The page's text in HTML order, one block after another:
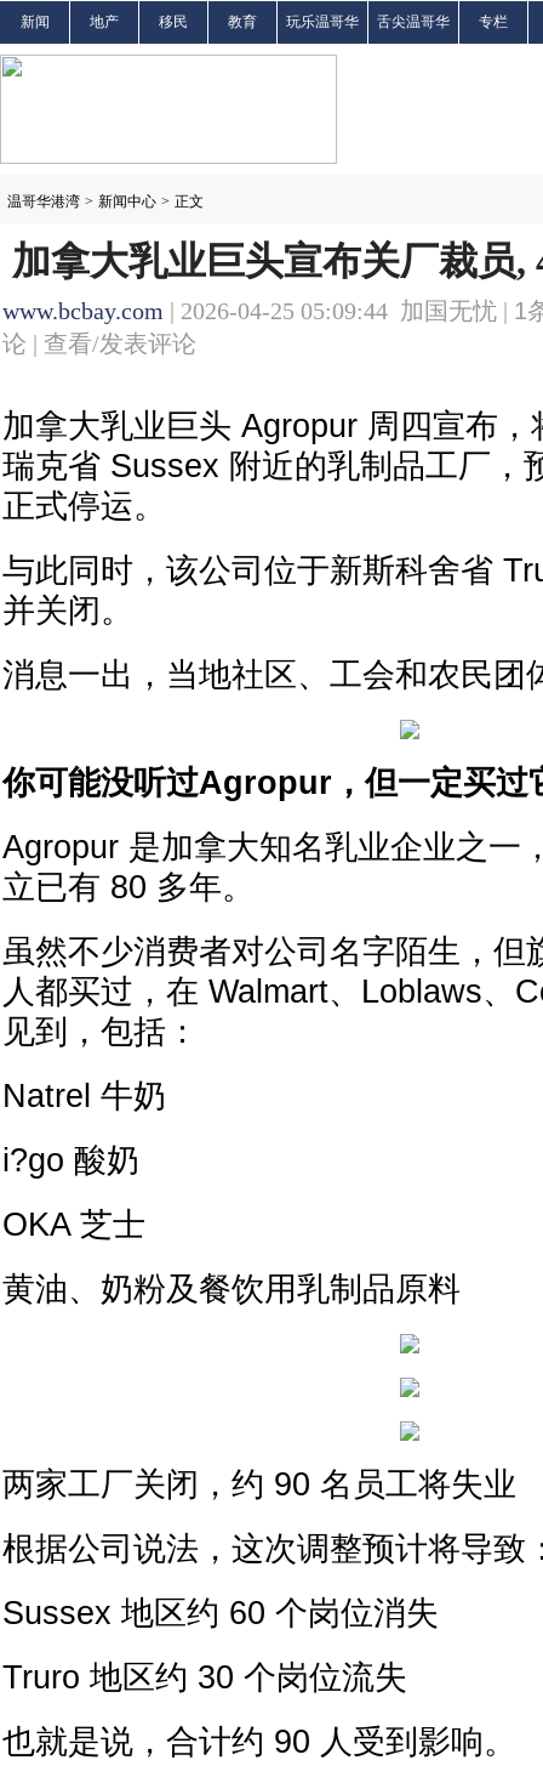
新闻 地产 移民 教育 玩乐温哥华 舌尖温哥华 专栏
温哥华港湾 > 新闻中心 > 正文
加拿大乳业巨头宣布关厂裁员,
www.bcbay.com | 2026-04-25 05:09:44 加国无忧 | 1
论 | 查看/发表评论
加拿大乳业巨头 Agropur 周四宣布
瑞克省 Sussex 附近的乳制品工厂，
正式停运。
与此同时，该公司位于新斯科舍省
并关闭。
消息一出，当地社区、工会和农民团
你可能没听过Agropur，但一定买过
Agropur 是加拿大知名乳业企业之一
立已有 80 多年。
虽然不少消费者对公司名字陌生，但
人都买过，在 Walmart、Loblaws、
见到，包括：
Natrel 牛奶
i?go 酸奶
OKA 芝士
黄油、奶粉及餐饮用乳制品原料
两家工厂关闭，约 90 名员工将失业
根据公司说法，这次调整预计将导致
Sussex 地区约 60 个岗位消失
Truro 地区约 30 个岗位流失
也就是说，合计约 90 人受到影响。